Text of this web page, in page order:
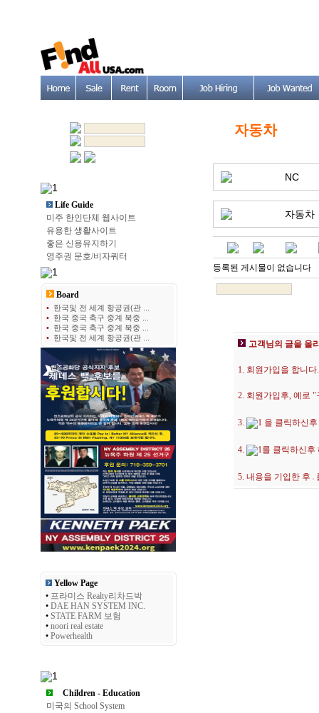
Life Guide
미주 한인단체 웹사이트
유용한 생활사이트
좋은 신용유지하기
영주권 문호/비자쿼터
Board
• 한국및 전 세계 항공권(관 ...
• 한국 중국 축구 중계 북중 ...
• 한국 중국 축구 중계 북중 ...
• 한국및 전 세계 항공권(관 ...
Yellow Page
• 프라미스 Realty리차드박
• DAE HAN SYSTEM INC.
• STATE FARM 보험
• noori real estate
• Powerhealth
Children - Education
미국의 School System
자동차
NC
자동차
등록된 게시물이 없습니다
고객님의 글을 올
1. 회원가입을 합니다.
2. 회원가입후, 예로
3. 을 클릭하신
4. 를 클릭하신후
5. 내용을 기입한 후